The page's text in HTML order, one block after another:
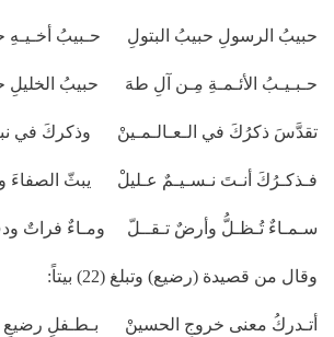
حبيبُ الرسولِ حبيبُ البتولِ حـبيبُ أخـيـهِ
حـبـيـبُ الأئـمـةِ مِـن آلِ طهَ حبيبُ الخليلِ
تقدَّسَ ذكرُكَ في الـعـالـمـينْ وذكركَ في
فـذكـرُكَ أنـتَ نـسـيـمٌ عـليلْ يبثّ الصفاءَ
سـمـاءٌ تُـظـلُّ وأرضٌ تـقــلّ ومـاءٌ فراتٌ
وقال من قصيدة (رضيع) وتبلغ (22) بيتاً:
أتـدركُ معنى خروجِ الحسينْ بـطـفلٍ رضيعٍ